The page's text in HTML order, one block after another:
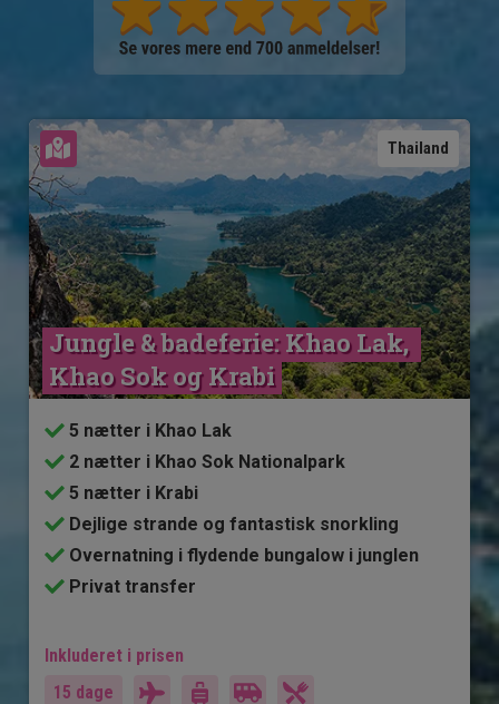
Thailand
Se kort
Jungle & badeferie: Khao Lak,
Khao Sok og Krabi
5 nætter i Khao Lak
2 nætter i Khao Sok Nationalpark
5 nætter i Krabi
Dejlige strande og fantastisk snorkling
Overnatning i flydende bungalow i junglen
Privat transfer
Inkluderet i prisen
15 dage